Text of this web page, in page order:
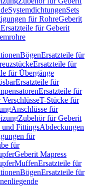
SystemdichtungenSets
für RohreGeberit
Ersatzteile für Geberit
BögenErsatzteile für
Ersatzteile für
für Übergänge
Ersatzteile für
Ersatzteile für
T-Stücke für
Anschlüsse für
Zubehör für Geberit
FittingsAbdeckungen
für
für
Geberit Mapress
MuffenErsatzteile für
BögenErsatzteile für